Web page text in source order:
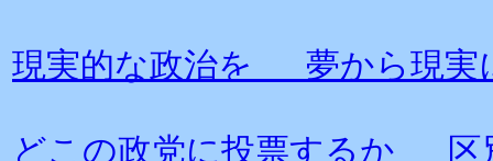
現実的な政治を 夢から現実
どこの政党に投票するか 区